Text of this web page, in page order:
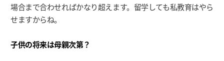
場合まで合わせればかなり超えます。留学しても私教育はやら
せますからね。
子供の将来は母親次第？